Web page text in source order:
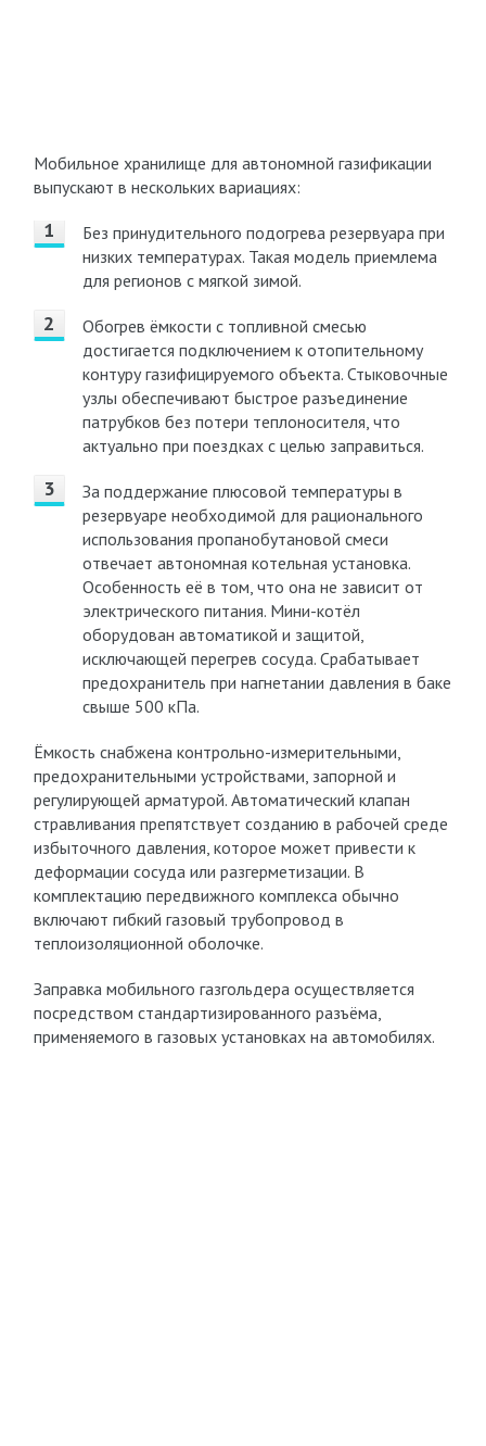
Мобильное хранилище для автономной газификации
выпускают в нескольких вариациях:
Без принудительного подогрева резервуара при
низких температурах. Такая модель приемлема
для регионов с мягкой зимой.
Обогрев ёмкости с топливной смесью
достигается подключением к отопительному
контуру газифицируемого объекта. Стыковочные
узлы обеспечивают быстрое разъединение
патрубков без потери теплоносителя, что
актуально при поездках с целью заправиться.
За поддержание плюсовой температуры в
резервуаре необходимой для рационального
использования пропанобутановой смеси
отвечает автономная котельная установка.
Особенность её в том, что она не зависит от
электрического питания. Мини-котёл
оборудован автоматикой и защитой,
исключающей перегрев сосуда. Срабатывает
предохранитель при нагнетании давления в баке
свыше 500 кПа.
Ёмкость снабжена контрольно-измерительными,
предохранительными устройствами, запорной и
регулирующей арматурой. Автоматический клапан
стравливания препятствует созданию в рабочей среде
избыточного давления, которое может привести к
деформации сосуда или разгерметизации. В
комплектацию передвижного комплекса обычно
включают гибкий газовый трубопровод в
теплоизоляционной оболочке.
Заправка мобильного газгольдера осуществляется
посредством стандартизированного разъёма,
применяемого в газовых установках на автомобилях.